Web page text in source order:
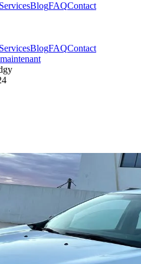
ServicesBlogFAQContact
ServicesBlogFAQContact